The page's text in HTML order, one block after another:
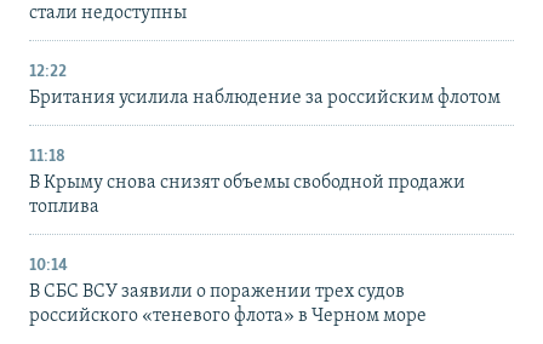
стали недоступны
12:22
Британия усилила наблюдение за российским флотом
11:18
В Крыму снова снизят объемы свободной продажи
топлива
10:14
В СБС ВСУ заявили о поражении трех судов
российского «теневого флота» в Черном море